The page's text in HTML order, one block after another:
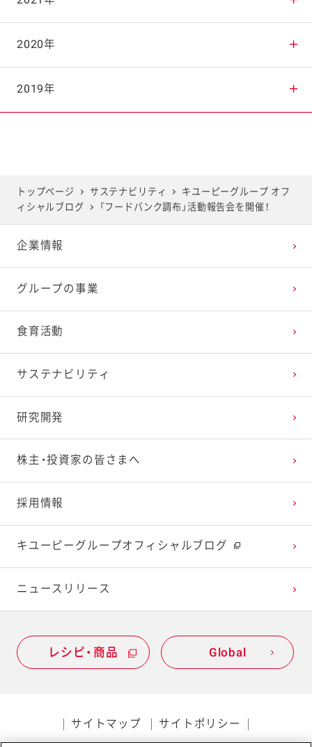
2025年8月
2025年7月
2025年4月
2025年3月
2025年2月
2025年1月
2024年9月
2024年8月
2024年5月
2024年4月
2024年3月
2024年2月
2023年10月
2023年9月
2023年6月
2023年5月
2023年4月
2023年3月
2022年11月
2022年10月
2022年7月
2022年6月
2022年5月
2022年4月
2021年12月
2021年11月
2021年8月
2021年7月
2021年6月
2021年5月
2020年
2020年12月
2020年9月
2020年8月
2020年7月
2020年6月
2019年
2019年10月
2019年9月
2019年8月
2019年7月
トップページ サステナビリティ
キユーピーグループ オフ
ィシャルブログ
「フードバンク調布」活動報告会を開催！
企業情報
グループの事業
食育活動
サステナビリティ
研究開発
株主・投資家の皆さまへ
採用情報
キユーピーグループオフィシャルブログ
ニュースリリース
レシピ・商品 Global
サイトマップ サイトポリシー